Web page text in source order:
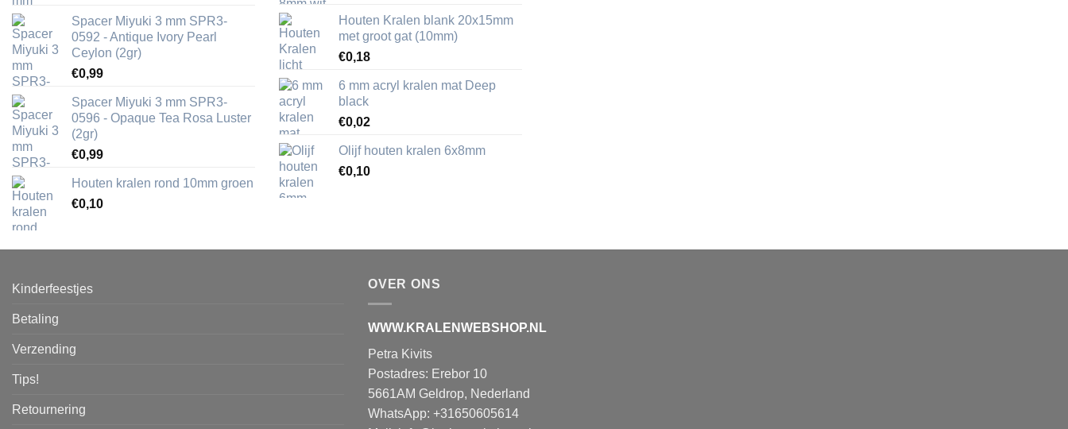
Spacer Miyuki 3 mm SPR3-
0592 - Antique Ivory Pearl
Ceylon (2gr)
€0,99
Spacer Miyuki 3 mm SPR3-
0596 - Opaque Tea Rosa Luster
(2gr)
€0,99
Houten kralen rond 10mm groen
€0,10
Houten Kralen blank 20x15mm
met groot gat (10mm)
€0,18
6 mm acryl kralen mat Deep
black
€0,02
Olijf houten kralen 6x8mm
€0,10
Kinderfeestjes
Betaling
Verzending
Tips!
Retournering
OVER ONS
WWW.KRALENWEBSHOP.NL
Petra Kivits
Postadres: Erebor 10
5661AM Geldrop, Nederland
WhatsApp: +31650605614